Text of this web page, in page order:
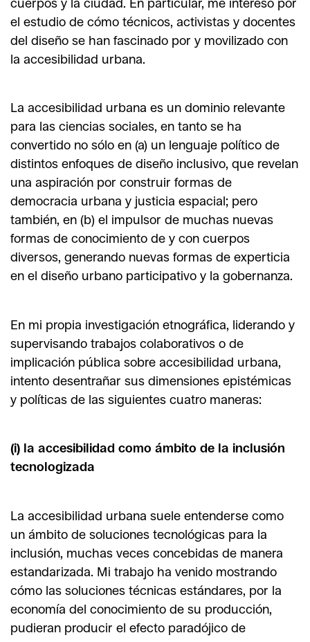
cuerpos y la ciudad. En particular, me intereso por
el estudio de cómo técnicos, activistas y docentes
del diseño se han fascinado por y movilizado con
la accesibilidad urbana.
La accesibilidad urbana es un dominio relevante
para las ciencias sociales, en tanto se ha
convertido no sólo en (a) un lenguaje político de
distintos enfoques de diseño inclusivo, que revelan
una aspiración por construir formas de
democracia urbana y justicia espacial; pero
también, en (b) el impulsor de muchas nuevas
formas de conocimiento de y con cuerpos
diversos, generando nuevas formas de experticia
en el diseño urbano participativo y la gobernanza.
En mi propia investigación etnográfica, liderando y
supervisando trabajos colaborativos o de
implicación pública sobre accesibilidad urbana,
intento desentrañar sus dimensiones epistémicas
y políticas de las siguientes cuatro maneras:
(i) la accesibilidad como ámbito de la inclusión
tecnologizada
La accesibilidad urbana suele entenderse como
un ámbito de soluciones tecnológicas para la
inclusión, muchas veces concebidas de manera
estandarizada. Mi trabajo ha venido mostrando
cómo las soluciones técnicas estándares, por la
economía del conocimiento de su producción,
pudieran producir el efecto paradójico de